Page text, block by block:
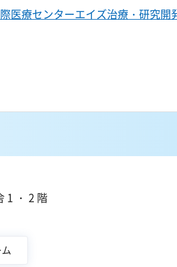
医療センターエイズ治療・研究開
1 ・ 2 階